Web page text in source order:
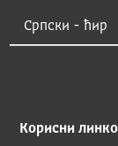
Корисни